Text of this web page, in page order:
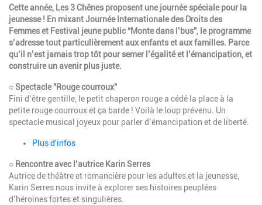
Cette année, Les 3 Chênes proposent une journée spéciale pour la
jeunesse ! En mixant Journée Internationale des Droits des
Femmes et Festival jeune public “Monte dans l’bus”, le programme
s’adresse tout particulièrement aux enfants et aux familles. Parce
qu’il n’est jamais trop tôt pour semer l’égalité et l’émancipation, et
construire un avenir plus juste.
○ Spectacle "Rouge courroux"
Fini d’être gentille, le petit chaperon rouge a cédé la place à la
petite rouge courroux et ça barde ! Voilà le loup prévenu. Un
spectacle musical joyeux pour parler d’émancipation et de liberté.
Plus d'infos
○ Rencontre avec l’autrice Karin Serres
Autrice de théâtre et romancière pour les adultes et la jeunesse,
Karin Serres nous invite à explorer ses histoires peuplées
d’héroïnes fortes et singulières.